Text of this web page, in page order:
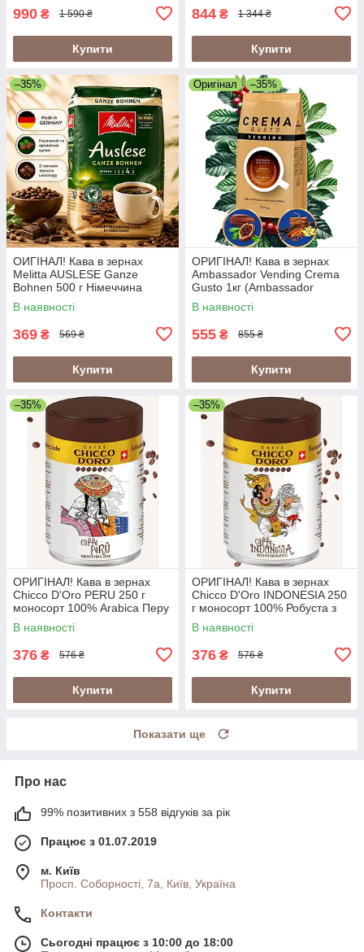
990 ₴ 1 590 ₴
Купити
844 ₴ 1 344 ₴
Купити
–35%
ОИГІНАЛ! Кава в зернах
Melitta AUSLESE Ganze
Bohnen 500 г Німеччина
В наявності
369 ₴ 569 ₴
Купити
Оригінал –35%
ОРИГІНАЛ! Кава в зернах
Ambassador Vending Crema
Gusto 1кг (Ambassador
Crema Gusto Vending)
В наявності
555 ₴ 855 ₴
Купити
–35%
ОРИГІНАЛ! Кава в зернах
Chicco D'Oro PERU 250 г
моносорт 100% Arabica Перу
у металевій банці
(Швейцарія)
В наявності
376 ₴ 576 ₴
Купити
–35%
ОРИГІНАЛ! Кава в зернах
Chicco D'Oro INDONESIA 250
г моносорт 100% Робуста з
вулканічних ґрунтів Індонезії
у банці (Швейцарія)
В наявності
376 ₴ 576 ₴
Купити
Показати ще
Про нас
99% позитивних з 558 відгуків за рік
Працює з 01.07.2019
м. Київ
Просп. Соборності, 7а, Київ, Україна
Контакти
Сьогодні працює з 10:00 до 18:00